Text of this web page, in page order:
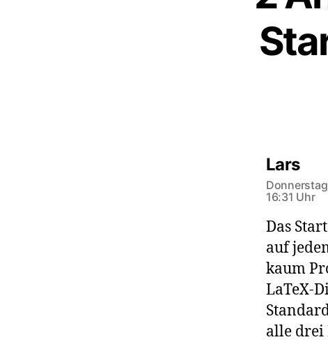
Larssagt:
16:31 Uhr
Das
auf
kaum
LaTeX-
alle drei